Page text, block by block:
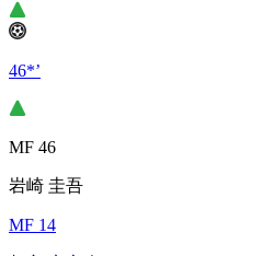
46*’
MF 46
岩崎 圭吾
MF 14